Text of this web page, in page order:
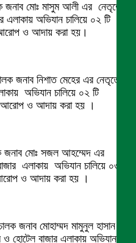
জনাব মোঃ মাসুম আলী এর নেতৃত্বে
অভিযান চালিয়ে ০২ টি
আরোপ ও আদায় করা হয়।
জনাব নিশাত মেহের এর নেতৃত্বে
অভিযান চালিয়ে ০২ টি
আরোপ ও আদায় করা হয় ।
জনাব মোঃ সজল আহম্মেদ এর
এলাকায় অভিযান চালিয়ে ০৩ টি
আরোপ ও আদায় করা হয় ।
জনাব মোহাম্মদ মামুনুল হাসান
হোটেল বাজার এলাকায় অভিযান